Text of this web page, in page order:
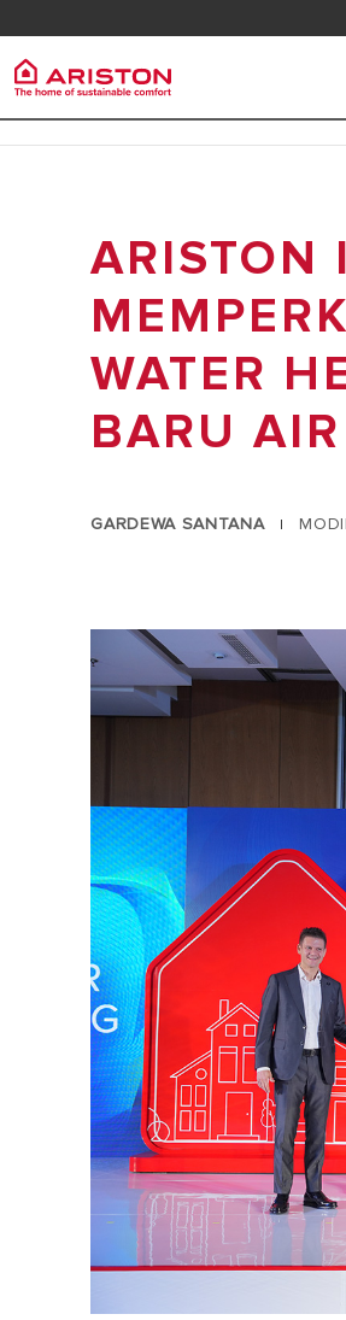
Kontak
PEMANAS AIR LISTRIK
HEAT PUMP
PEMANAS AIR TENAGA SURYA
AIR CONDITIONER
ARISTON
WATER
BARU
GARDEWA SANTANA |